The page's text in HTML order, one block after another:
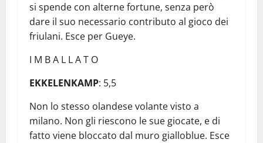
si spende con alterne fortune, senza però
dare il suo necessario contributo al gioco dei
friulani. Esce per Gueye.
I M B A L L A T O
EKKELENKAMP: 5,5
Non lo stesso olandese volante visto a
milano. Non gli riescono le sue giocate, e di
fatto viene bloccato dal muro gialloblue. Esce